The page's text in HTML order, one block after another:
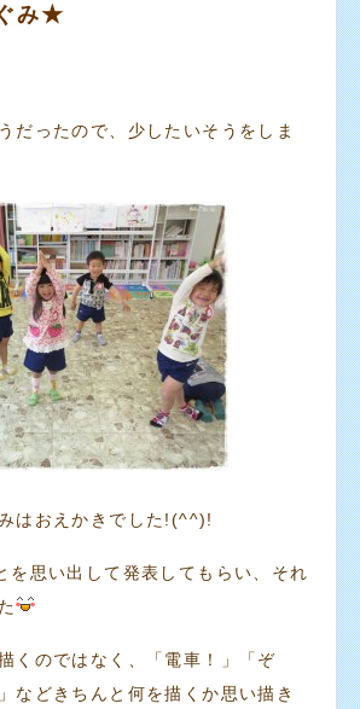
み★
だったので、少したいそうをしま
はおえかきでした!(^^)!
を思い出して発表してもらい、それ
くのではなく、「電車！」「ぞ
などきちんと何を描くか思い描き